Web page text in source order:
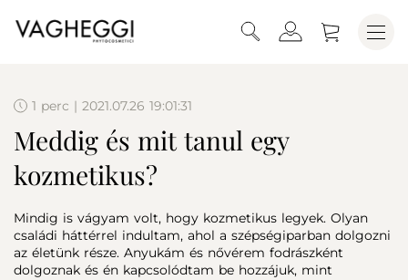
1 perc | 2021.07.26 19:01:31
Meddig és mit tanul egy
kozmetikus?
Mindig is vágyam volt, hogy kozmetikus legyek. Olyan
családi háttérrel indultam, ahol a szépségiparban dolgozni
az életünk része. Anyukám és nővérem fodrászként
dolgoznak és én kapcsolódtam be hozzájuk, mint